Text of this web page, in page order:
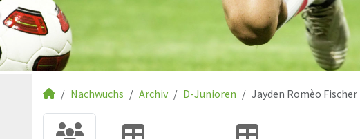
Nachwuchs Archiv D-Junioren Jayden Romèo Fischer